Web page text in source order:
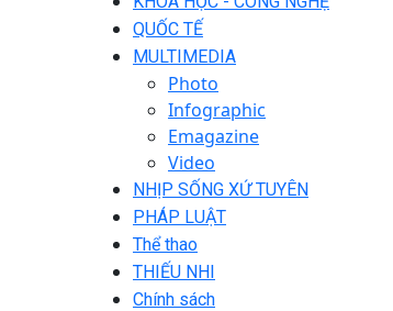
QUỐC TẾ
MULTIMEDIA
Photo
Infographic
Emagazine
Video
NHỊP SỐNG XỨ TUYÊN
PHÁP LUẬT
Thể thao
THIẾU NHI
Chính sách